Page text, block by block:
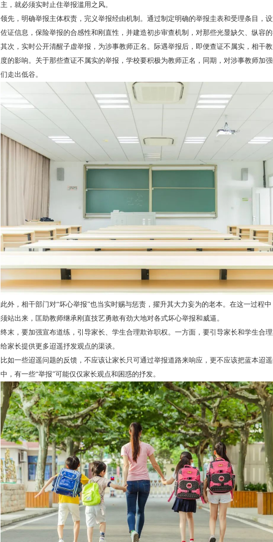
主，就必须实时止住举报滥用之风。
领先，明确举报主体权责，完义举报经由机制。通过制定明确的举报圭表和受理条目，
佐证信息，保险举报的合感性和刚直性，并建造初步审查机制，对那些光显缺欠、纵容的
其次，实时公开清醒子虚举报，为涉事教师正名。际遇举报后，即便查证不属实，相干
度的影响。关于那些查证不属实的举报，学校要积极为教师正名，同期，对涉事教师加
们走出低谷。
此外，相干部门对“坏心举报”也当实时赐与惩责，擢升其大力妄为的老本。在这一过程
须站出来，匡助教师继承刚直技艺勇敢有劲大地对各式坏心举报和威逼。
终末，要加强宣布道练，引导家长、学生合理欺诈职权。一方面，要引导家长和学生合
给家长提供更多迢遥抒发观点的渠谈。
比如一些迢遥问题的反馈，不应该让家长只可通过举报道路来响应，更不应该把蓝本迢
中，有一些“举报”可能仅仅家长观点和困惑的抒发。